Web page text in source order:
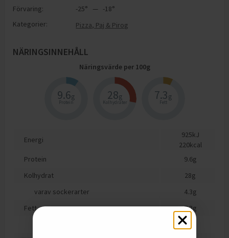
Förvaring:
-25° — -18°
Kategorier:
Pizza, Paj & Pirog
NÄRINGSINNEHÅLL
Näringsvärde per 100g
9.6g
Protein
28g
Kolhydrater
7.3g
Fett
Energi
925kJ
220kcal
Protein
9.6g
Kolhydrat
28g
varav sockerarter
4.3g
Fett
7.3g
3.3